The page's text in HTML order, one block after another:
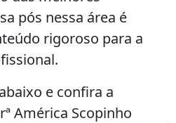
pós nessa área é
rigoroso para a
e confira a
América Scopinho